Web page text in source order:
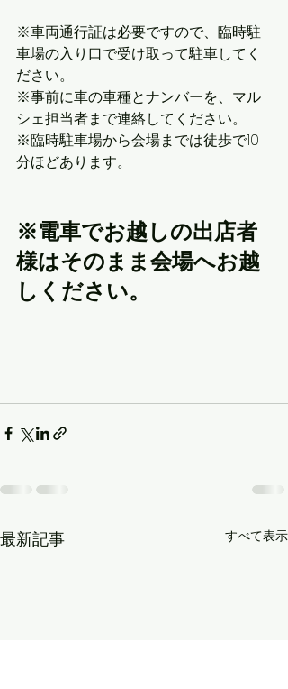
※車両通行証は必要ですので、臨時駐
車場の入り口で受け取って駐車してく
ださい。
※事前に車の車種とナンバーを、マル
シェ担当者まで連絡してください。
※臨時駐車場から会場までは徒歩で10
分ほどあります。
※電車でお越しの出店者
様はそのまま会場へお越
しください。
最新記事 すべて表示